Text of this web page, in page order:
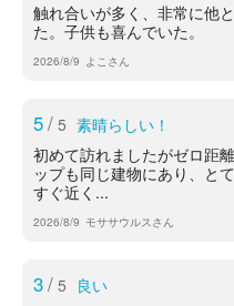
触れ合いが多く、非常に他
た。子供も喜んでいた。
2026/8/9 よこさん
5/ 5 素晴らしい！
初めて訪れましたがゼロ距
ップも同じ建物にあり、と
すぐ近く...
2026/8/9 モササウルスさん
3/ 5 良い